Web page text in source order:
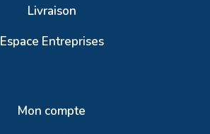
Livraison
Espace Entreprises
Mon compte